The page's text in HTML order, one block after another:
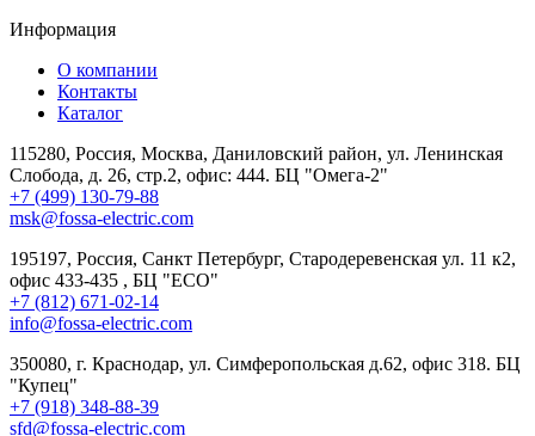
Информация
О компании
Контакты
Каталог
115280, Россия, Москва, Даниловский район, ул. Ленинская
Слобода, д. 26, стр.2, офис: 444. БЦ "Омега-2"
+7 (499) 130-79-88
msk@fossa-electric.com
195197, Россия, Санкт Петербург, Стародеревенская ул. 11 к2,
офис 433-435 , БЦ "ECO"
+7 (812) 671-02-14
info@fossa-electric.com
350080, г. Краснодар, ул. Симферопольская д.62, офис 318. БЦ
"Купец"
+7 (918) 348-88-39
sfd@fossa-electric.com